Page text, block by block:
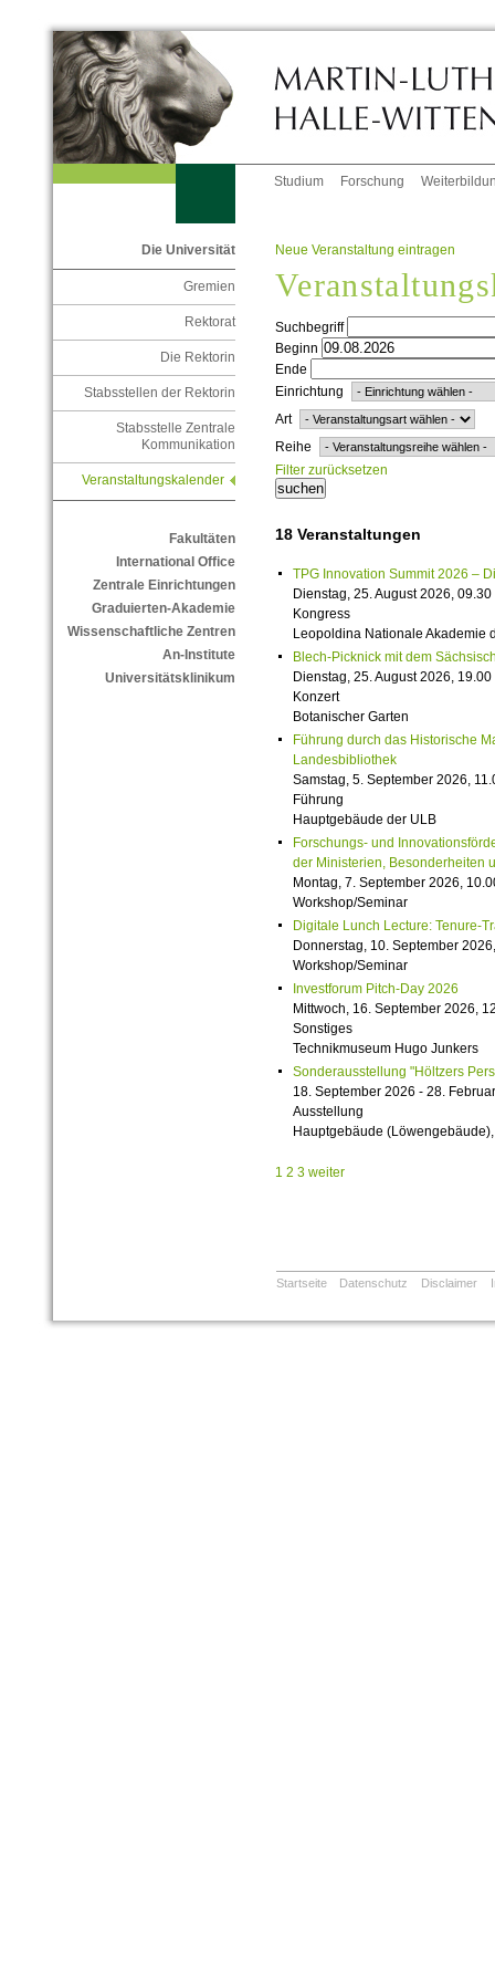
Studium Forschung
Die Universität
Gremien
Rektorat
Die Rektorin
Stabsstellen der Rektorin
Stabsstelle Zentrale
Kommunikation
Veranstaltungskalender
Fakultäten
International Office
Zentrale Einrichtungen
Graduierten-Akademie
Wissenschaftliche Zentren
An-Institute
Universitätsklinikum
Neue Veranstaltung eintragen
Suchbegriff
Beginn
Ende
Einrichtung
Art
Reihe
Filter zurücksetzen
18 Veranstaltungen
TPG Innovation Summit 2026 –
Dienstag, 25. August 2026,
Kongress
Leopoldina Nationale Akademie
Blech-Picknick mit dem
Dienstag, 25. August 2026,
Konzert
Botanischer Garten
Führung durch das Historische
Landesbibliothek
Samstag, 5. September 2026,
Führung
Hauptgebäude der ULB
Forschungs- und
der Ministerien, Besonderheiten
Montag, 7. September 2026,
Workshop/Seminar
Digitale Lunch Lecture: Tenure-
Donnerstag, 10. September
Workshop/Seminar
Investforum Pitch-Day 2026
Mittwoch, 16. September 2026,
Sonstiges
Technikmuseum Hugo Junkers
Sonderausstellung "Höltzers
18. September 2026 - 28.
Ausstellung
Hauptgebäude
1 2 3 weiter
Startseite Datenschutz Disclaimer